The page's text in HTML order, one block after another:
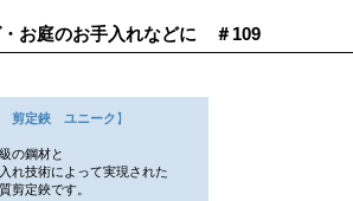
お庭のお手入れなどに ＃109
剪定鋏 ユニーク】
の鋼材と
れ技術によって実現された
剪定鋏です。